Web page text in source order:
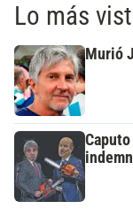
Lo más
Murió